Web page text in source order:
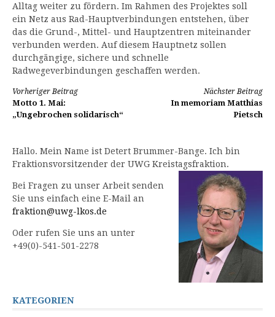
Alltag weiter zu fördern. Im Rahmen des Projektes soll
ein Netz aus Rad-Hauptverbindungen entstehen, über
das die Grund-, Mittel- und Hauptzentren miteinander
verbunden werden. Auf diesem Hauptnetz sollen
durchgängige, sichere und schnelle
Radwegeverbindungen geschaffen werden.
Weiterlesen
Vorheriger Beitrag
Motto 1. Mai:
„Ungebrochen solidarisch“
Nächster Beitrag
In memoriam Matthias
Pietsch
Hallo. Mein Name ist Detert Brummer-Bange. Ich bin
Fraktionsvorsitzender der UWG Kreistagsfraktion.
Bei Fragen zu unser Arbeit senden
Sie uns einfach eine E-Mail an
fraktion@uwg-lkos.de
Oder rufen Sie uns an unter
+49(0)-541-501-2278
KATEGORIEN